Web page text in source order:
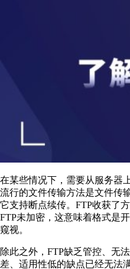
在某些情况下，需要从服务器
流行的文件传输方法是文件传
它支持断点续传。FTP收获了
FTP未加密，这意味着格式是
窥视。
除此之外，FTP缺乏管控、无
差、适用性低的缺点已经无法